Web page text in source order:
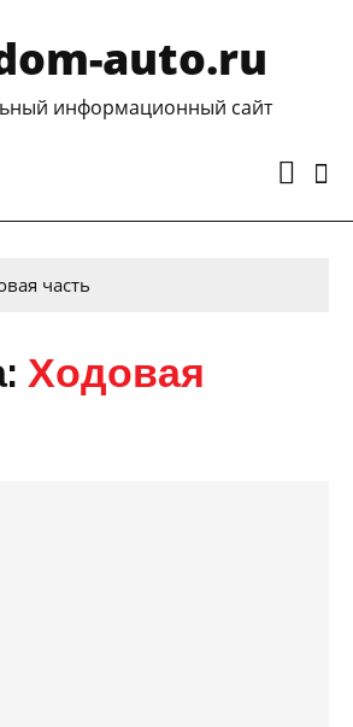
auto.ru
информационный сайт
часть
Ходовая